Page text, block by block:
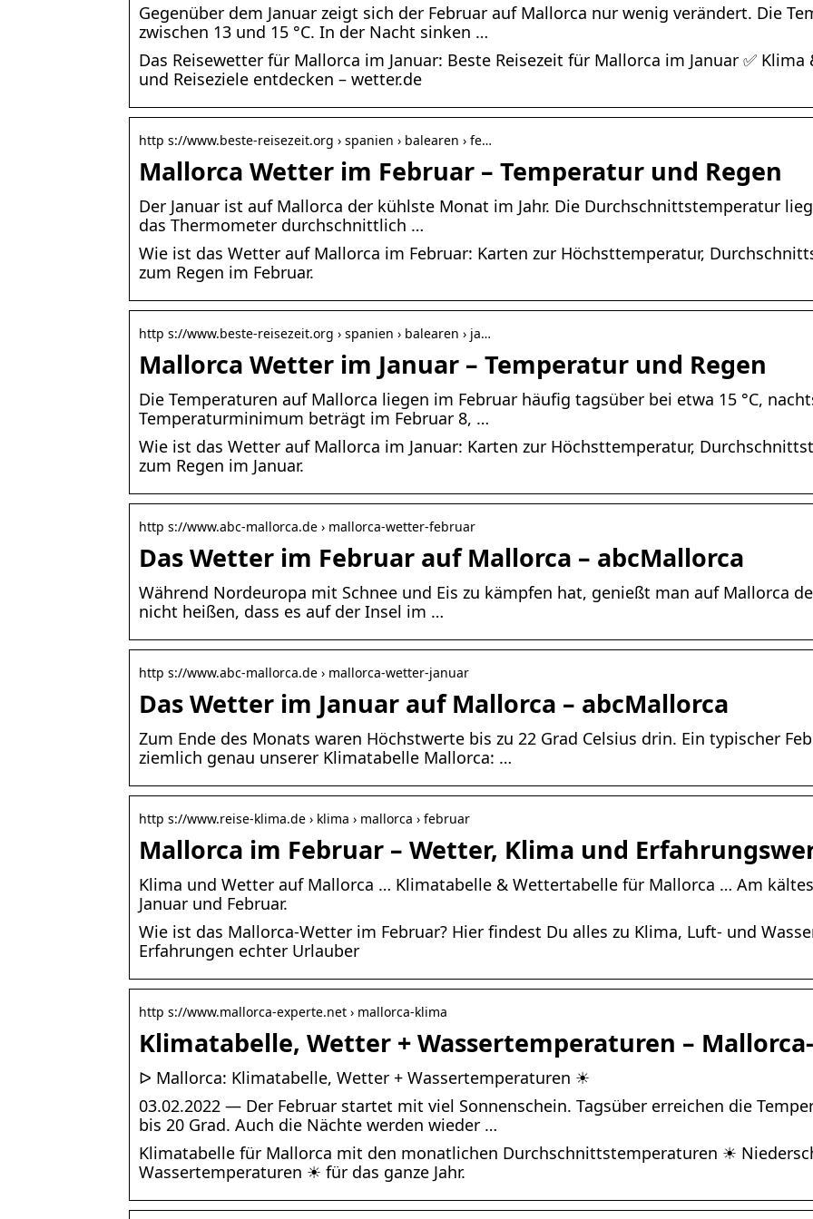
Gegenüber dem Januar zeigt sich der Februar auf Mallorca nur wenig verändert. Die
zwischen 13 und 15 °C. In der Nacht sinken …
Das Reisewetter für Mallorca im Januar: Beste Reisezeit für Mallorca im Januar ✅
und Reiseziele entdecken – wetter.de
http s://www.beste-reisezeit.org › spanien › balearen › fe…
Mallorca Wetter im Februar – Temperatur und Regen
Der Januar ist auf Mallorca der kühlste Monat im Jahr. Die Durchschnittstemperatur
das Thermometer durchschnittlich …
Wie ist das Wetter auf Mallorca im Februar: Karten zur Höchsttemperatur,
zum Regen im Februar.
http s://www.beste-reisezeit.org › spanien › balearen › ja…
Mallorca Wetter im Januar – Temperatur und Regen
Die Temperaturen auf Mallorca liegen im Februar häufig tagsüber bei etwa 15 °C,
Temperaturminimum beträgt im Februar 8, …
Wie ist das Wetter auf Mallorca im Januar: Karten zur Höchsttemperatur,
zum Regen im Januar.
http s://www.abc-mallorca.de › mallorca-wetter-februar
Das Wetter im Februar auf Mallorca – abcMallorca
Während Nordeuropa mit Schnee und Eis zu kämpfen hat, genießt man auf Mallorca
nicht heißen, dass es auf der Insel im …
http s://www.abc-mallorca.de › mallorca-wetter-januar
Das Wetter im Januar auf Mallorca – abcMallorca
Zum Ende des Monats waren Höchstwerte bis zu 22 Grad Celsius drin. Ein typischer
ziemlich genau unserer Klimatabelle Mallorca: …
http s://www.reise-klima.de › klima › mallorca › februar
Mallorca im Februar – Wetter, Klima und
Klima und Wetter auf Mallorca … Klimatabelle & Wettertabelle für Mallorca … Am
Januar und Februar.
Wie ist das Mallorca-Wetter im Februar? Hier findest Du alles zu Klima, Luft- und
Erfahrungen echter Urlauber
http s://www.mallorca-experte.net › mallorca-klima
Klimatabelle, Wetter + Wassertemperaturen –
ᐅ Mallorca: Klimatabelle, Wetter + Wassertemperaturen ☀
03.02.2022 — Der Februar startet mit viel Sonnenschein. Tagsüber erreichen die
bis 20 Grad. Auch die Nächte werden wieder …
Klimatabelle für Mallorca mit den monatlichen Durchschnittstemperaturen ☀
Wassertemperaturen ☀ für das ganze Jahr.